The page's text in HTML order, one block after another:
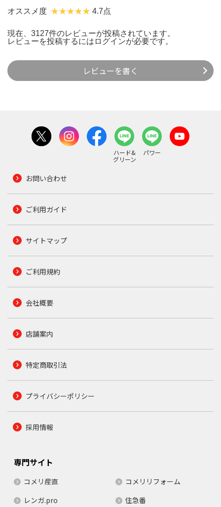
オススメ度 4.7点
現在、3127件のレビューが投稿されています。
レビューを投稿するには ログインが必要です。
レビューを書く
ハード&
グリーン
パワー
お問い合わせ
ご利用ガイド
サイトマップ
ご利用規約
会社概要
店舗案内
特定商取引法
プライバシーポリシー
採用情報
専門サイト
コメリ産直
コメリリフォーム
レンガ.pro
住急番